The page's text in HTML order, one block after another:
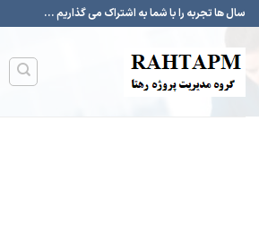
Skip
to
content
سال ها تجربه را با شما به اشتراک می گذاریم ...